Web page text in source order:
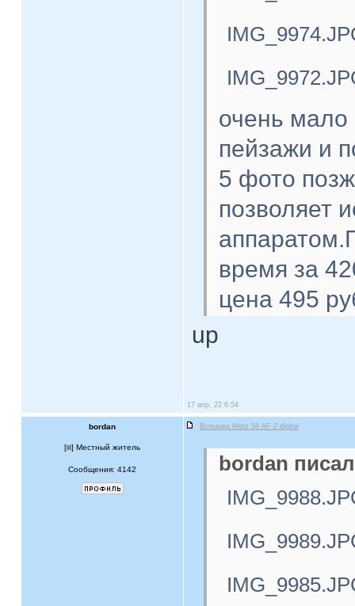
очень мало
пейзажи и
5 фото
позволяет
время за
цена 495
up
17 апр, 22 6:54
bordan Вспышка Metz 58 AF-2 digital
[ ] Местный житель
Сообщения: 4142
bordan